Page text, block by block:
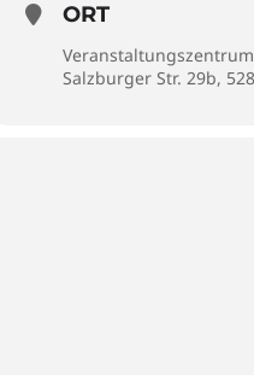
ORT
Veranstaltungszentrum
Salzburger Str. 29b,